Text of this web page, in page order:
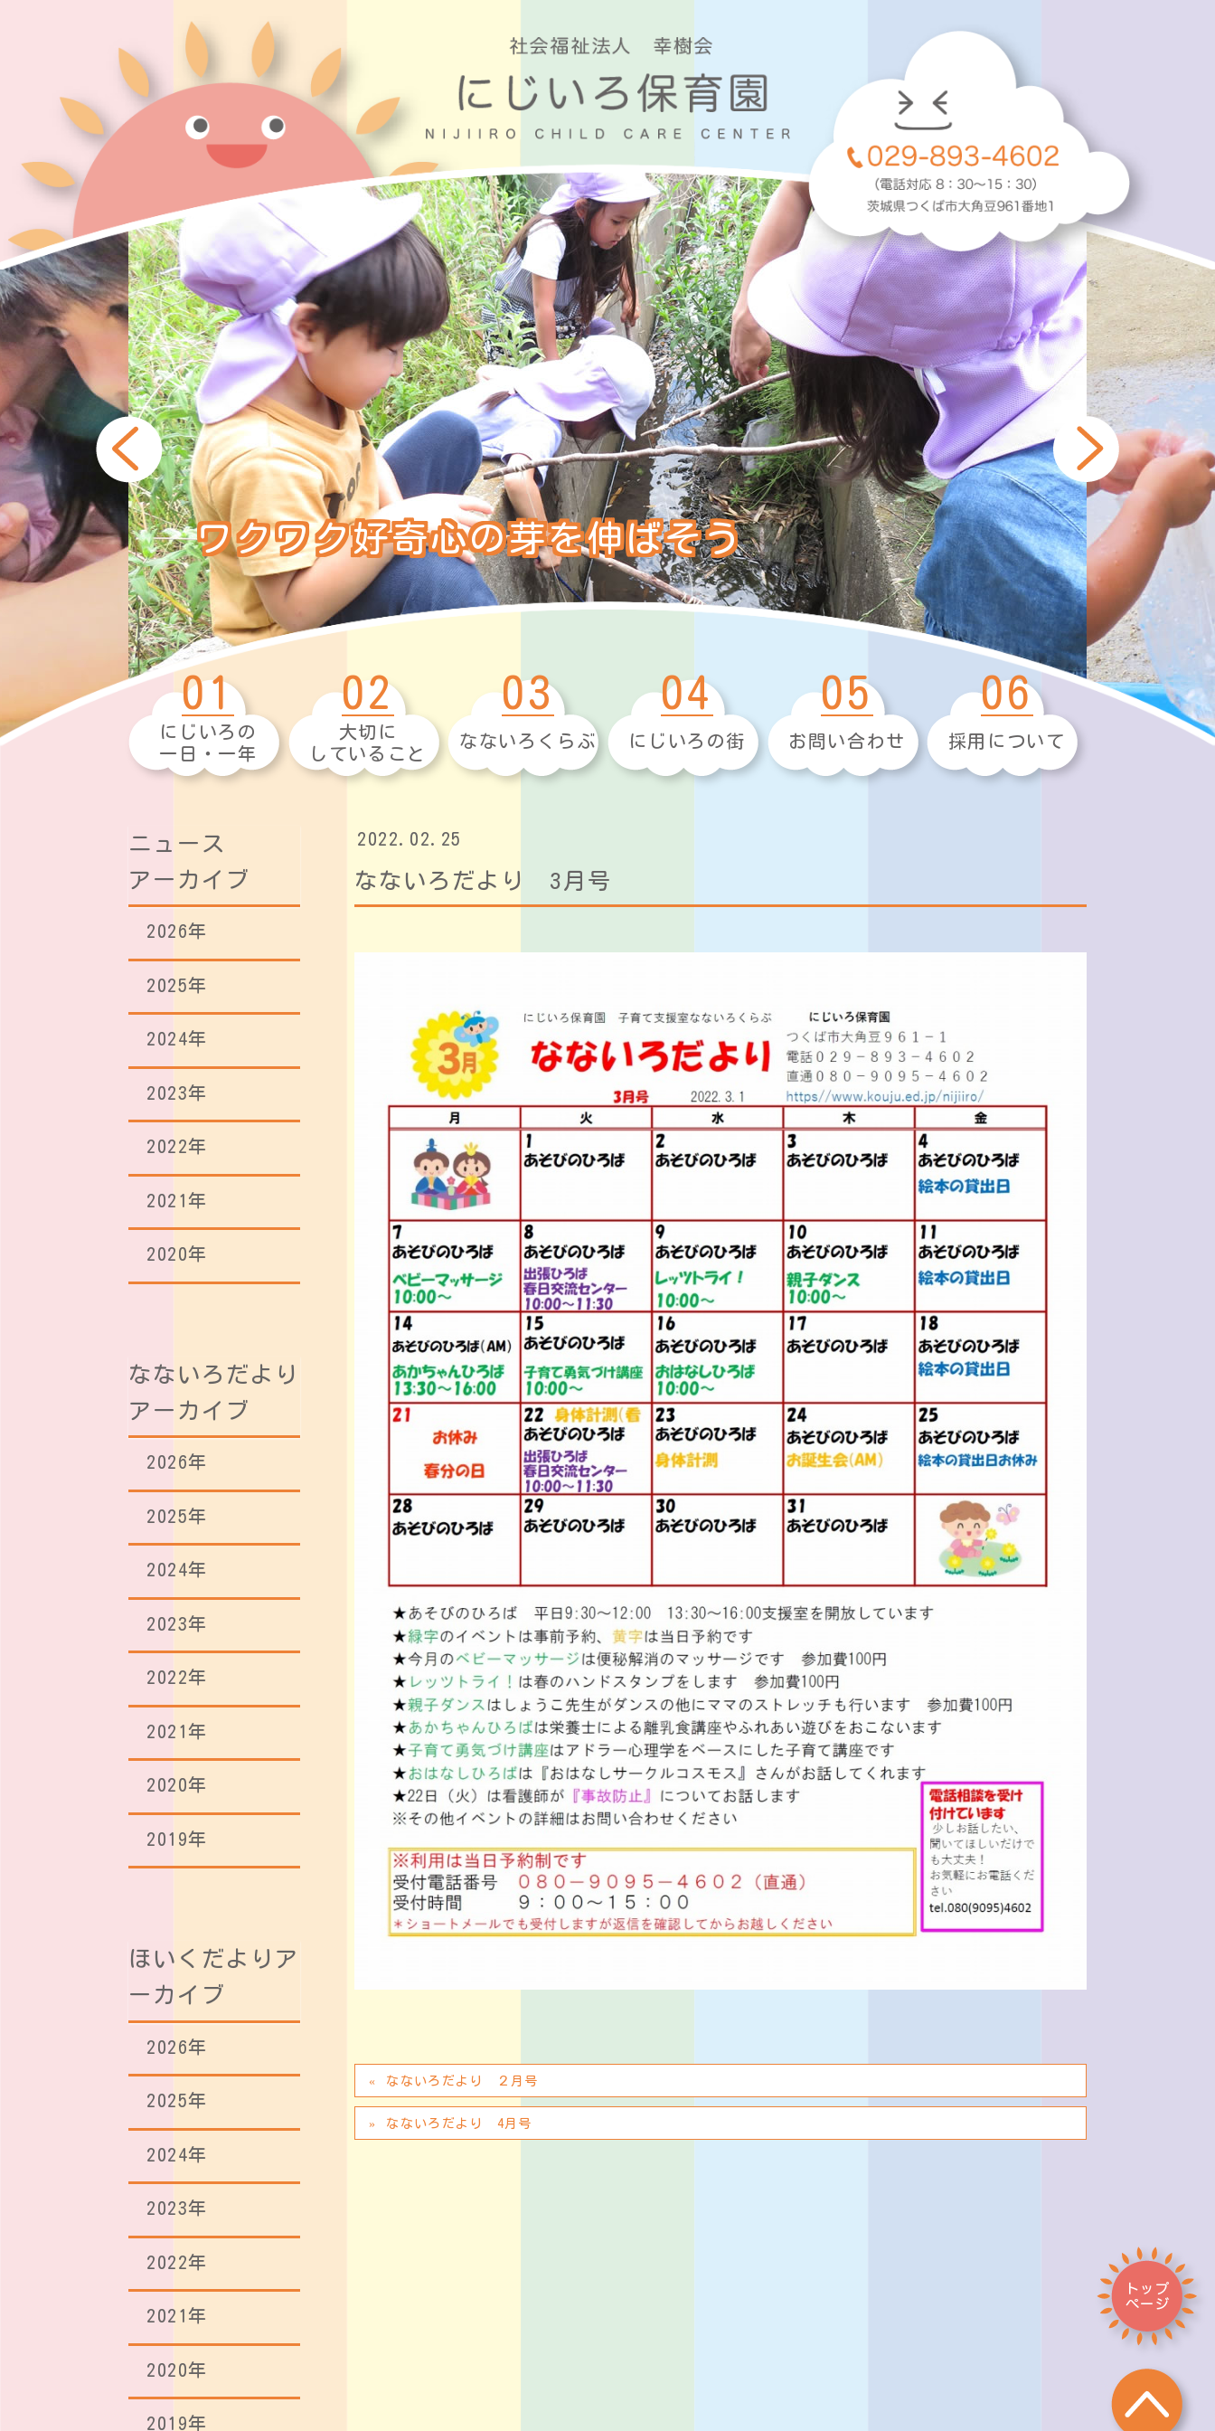
ワクワク好奇心の芽を伸ばそう
01
にじいろの
一日・一年
02
大切に
していること
03
なないろくらぶ
04
にじいろの街
05
お問い合わせ
06
採用について
2022.02.25
なないろだより 3月号
なないろだより ２月号
なないろだより 4月号
ニュース
アーカイブ
2026年
2025年
2024年
2023年
2022年
2021年
2020年
なないろだより
アーカイブ
2026年
2025年
2024年
2023年
2022年
2021年
2020年
2019年
ほいくだよりア
ーカイブ
2026年
2025年
2024年
2023年
2022年
2021年
2020年
2019年
にじいろの一日・一年
(電話対応 8：30～17：30)